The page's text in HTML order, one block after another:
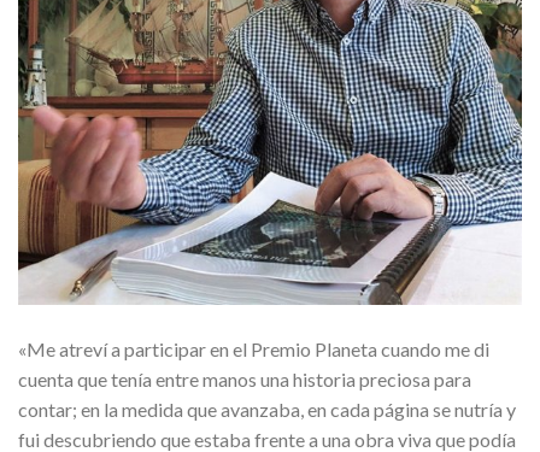
«Me atreví a participar en el Premio Planeta cuando me di
cuenta que tenía entre manos una historia preciosa para
contar; en la medida que avanzaba, en cada página se nutría y
fui descubriendo que estaba frente a una obra viva que podía